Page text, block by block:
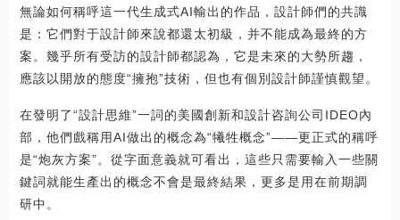
無論如何稱呼這一代生成式AI輸出的作品，設計師們的共識
是：它們對于設計師來說都還太初級，并不能成為最終的方
案。幾乎所有受訪的設計師都認為，它是未來的大勢所趨，
應該以開放的態度“擁抱”技術，但也有個別設計師謹慎觀望。
在發明了“設計思維”一詞的美國創新和設計咨詢公司IDEO內
部，他們戲稱用AI做出的概念為“犧牲概念”——更正式的稱呼
是“炮灰方案”。從字面意義就可看出，這些只需要輸入一些關
鍵詞就能生產出的概念不會是最終結果，更多是用在前期調
研中。